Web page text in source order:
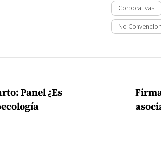
Corporativas
No
Panel ¿Es